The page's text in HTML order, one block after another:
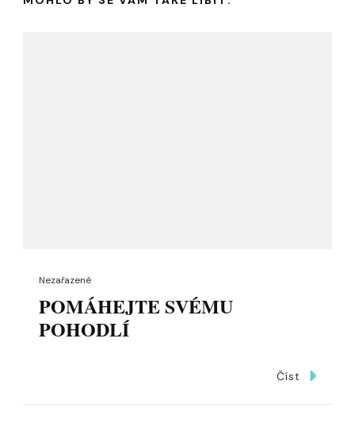
Nezařazené
POMÁHEJTE SVÉMU
POHODLÍ
Číst